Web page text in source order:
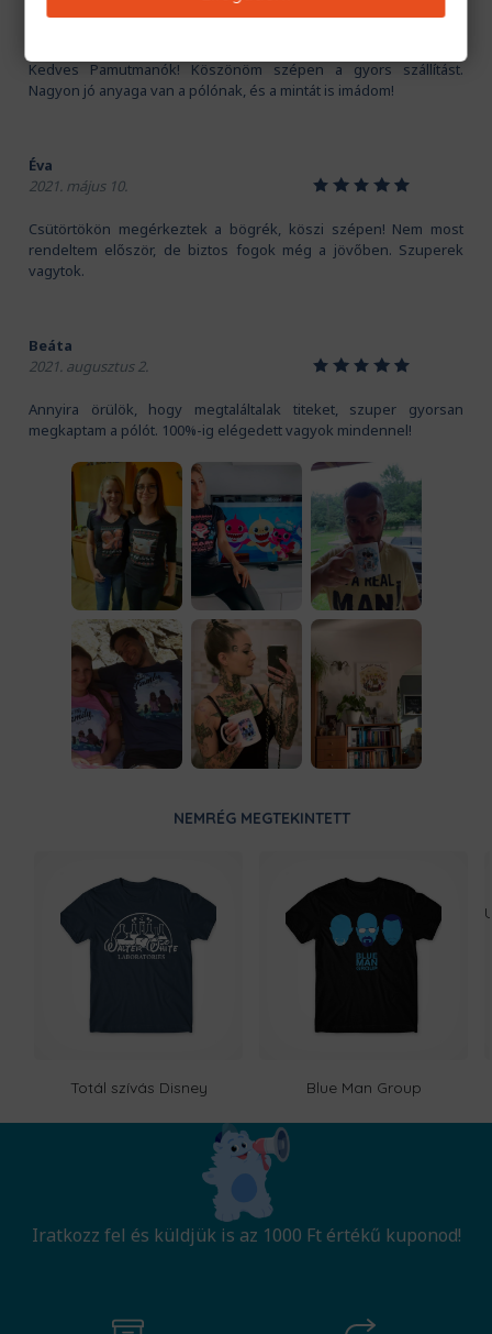
12345
Kedves Pamutmanók! Köszönöm szépen a gyors szállítást.
Nagyon jó anyaga van a pólónak, és a mintát is imádom!
Éva
2021. május 10.
12345
Csütörtökön megérkeztek a bögrék, köszi szépen! Nem most
rendeltem először, de biztos fogok még a jövőben. Szuperek
vagytok.
Beáta
2021. augusztus 2.
12345
Annyira örülök, hogy megtaláltalak titeket, szuper gyorsan
megkaptam a pólót. 100%-ig elégedett vagyok mindennel!
NEMRÉG MEGTEKINTETT
Totál szívás Disney Blue Man Group
Iratkozz fel és küldjük is az 1000 Ft értékű kuponod!